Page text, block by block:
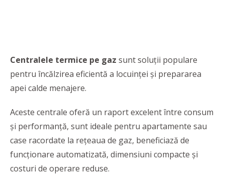
Centralele termice pe gaz sunt soluții populare
pentru încălzirea eficientă a locuinței și prepararea
apei calde menajere.
Aceste centrale oferă un raport excelent între consum
și performanță, sunt ideale pentru apartamente sau
case racordate la rețeaua de gaz, beneficiază de
funcționare automatizată, dimensiuni compacte și
costuri de operare reduse.